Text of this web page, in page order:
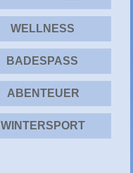
WELLNESS
BADESPASS
ABENTEUER
WINTERSPORT